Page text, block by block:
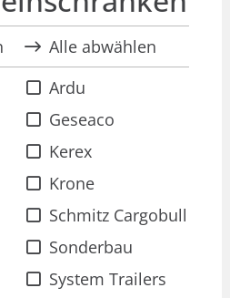
Alle abwählen
Ardu
Geseaco
Kerex
Krone
Schmitz Cargobull
Sonderbau
System Trailers